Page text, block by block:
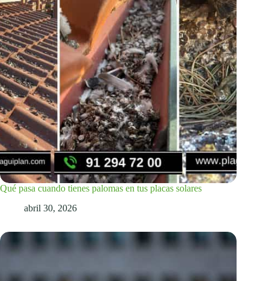
Qué pasa cuando tienes palomas en tus placas solares
abril 30, 2026